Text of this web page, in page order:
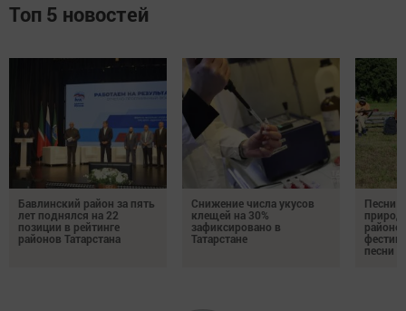
Топ 5 новостей
Бавлинский район за пять
лет поднялся на 22
позиции в рейтинге
районов Татарстана
Снижение числа укусов
клещей на 30%
зафиксировано в
Татарстане
Песни
районе
песни